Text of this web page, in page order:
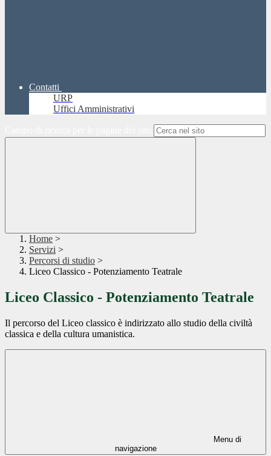
Contatti
URP
Uffici Amministrativi
Home >
Servizi >
Percorsi di studio >
Liceo Classico - Potenziamento Teatrale
Liceo Classico - Potenziamento Teatrale
Il percorso del Liceo classico è indirizzato allo studio della civiltà
classica e della cultura umanistica.
Menu di
navigazione